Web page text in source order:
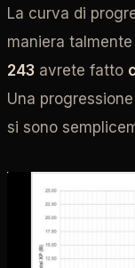
La curva di
maniera
243 avrete fatto
Una
si sono